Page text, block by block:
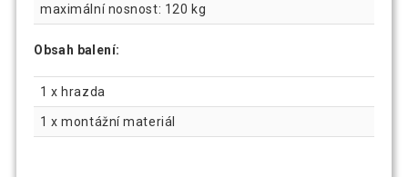
maximální nosnost: 120 kg
Obsah balení:
1 x hrazda
1 x montážní materiál